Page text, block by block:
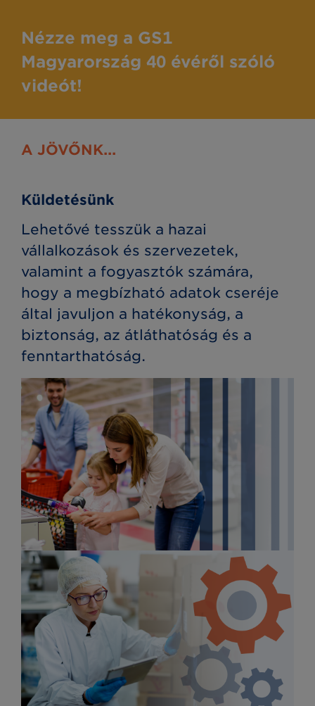
Nézze meg a GS1
Magyarország 40 évéről szóló
videót!
A JÖVŐNK...
Küldetésünk
Lehetővé tesszük a hazai
vállalkozások és szervezetek,
valamint a fogyasztók számára,
hogy a megbízható adatok cseréje
által javuljon a hatékonyság, a
biztonság, az átláthatóság és a
fenntarthatóság.